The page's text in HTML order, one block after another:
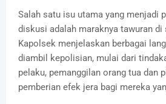
Salah satu isu utama yang menjadi
diskusi adalah maraknya tawuran di
Kapolsek menjelaskan berbagai
diambil kepolisian, mulai dari
pelaku, pemanggilan orang tua dan
pemberian efek jera bagi mereka